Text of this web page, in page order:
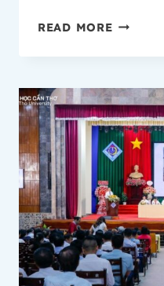
READ MOREHỌP
TRUYỀN
KỶ
NIỆM
48
NĂM
NGÀY
THÀNH
LẬP
NGÀNH
CHẾ
BIẾN,
CÔNG